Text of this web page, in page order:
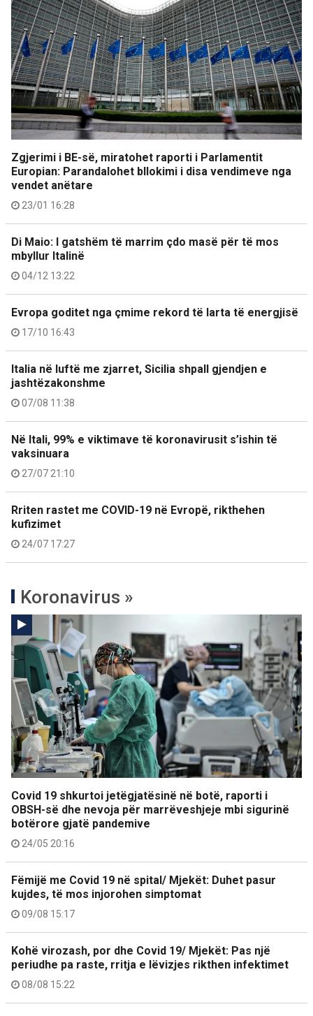
Zgjerimi i BE-së, miratohet raporti i Parlamentit
Europian: Parandalohet bllokimi i disa vendimeve nga
vendet anëtare
23/01 16:28
​Di Maio: I gatshëm të marrim çdo masë për të mos
mbyllur Italinë
04/12 13:22
Evropa goditet nga çmime rekord të larta të energjisë
17/10 16:43
Italia në luftë me zjarret, Sicilia shpall gjendjen e
jashtëzakonshme
07/08 11:38
Në Itali, 99% e viktimave të koronavirusit s’ishin të
vaksinuara
27/07 21:10
Rriten rastet me COVID-19 në Evropë, rikthehen
kufizimet
24/07 17:27
Koronavirus »
Covid 19 shkurtoi jetëgjatësinë në botë, raporti i
OBSH-së dhe nevoja për marrëveshjeje mbi sigurinë
botërore gjatë pandemive
24/05 20:16
Fëmijë me Covid 19 në spital/ Mjekët: Duhet pasur
kujdes, të mos injorohen simptomat
09/08 15:17
Kohë virozash, por dhe Covid 19/ Mjekët: Pas një
periudhe pa raste, rritja e lëvizjes rikthen infektimet
08/08 15:22